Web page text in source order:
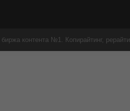
контента №1. Копирайтинг,